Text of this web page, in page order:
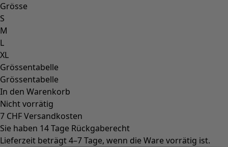
Grösse
S
M
L
XL
Grössentabelle
Grössentabelle
In den Warenkorb
Nicht vorrätig
7 CHF Versandkosten
Sie haben 14 Tage Rückgaberecht
Lieferzeit beträgt 4–7 Tage, wenn die Ware vorrätig ist.